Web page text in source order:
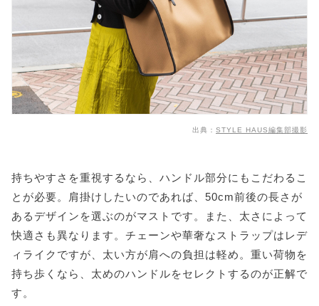
出典： STYLE HAUS編集部撮影
持ちやすさを重視するなら、ハンドル部分にもこだわるこ
とが必要。肩掛けしたいのであれば、50cm前後の長さが
あるデザインを選ぶのがマストです。また、太さによって
快適さも異なります。チェーンや華奢なストラップはレデ
ィライクですが、太い方が肩への負担は軽め。重い荷物を
持ち歩くなら、太めのハンドルをセレクトするのが正解で
す。